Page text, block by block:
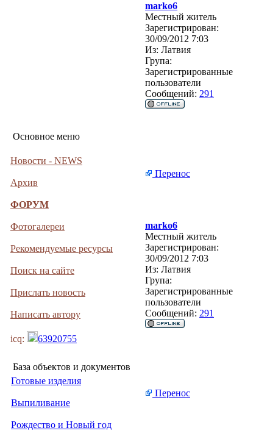
Основное меню
Новости - NEWS
Архив
ФОРУМ
Фотогалереи
Рекомендуемые ресурсы
Поиск на сайте
Прислать новость
Написать автору
icq: 63920755
База объектов и документов
Готовые изделия
Выпиливание
Рождество и Новый год
marko6
Местный житель
Зарегистрирован:
30/09/2012 7:03
Из: Латвия
Група:
Зарегистрированные
пользователи
Сообщений: 291
Перенос
marko6
Местный житель
Зарегистрирован:
30/09/2012 7:03
Из: Латвия
Група:
Зарегистрированные
пользователи
Сообщений: 291
Перенос